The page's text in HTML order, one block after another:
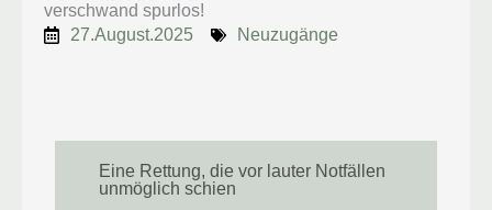
verschwand spurlos!
27.August.2025
Neuzugänge
Eine Rettung, die vor lauter Notfällen
unmöglich schien